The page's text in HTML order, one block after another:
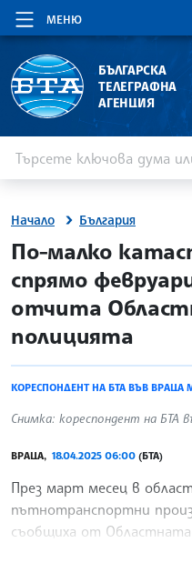
МЕНЮ
БЪЛГАРСКА
ТЕЛЕГРАФНА
АГЕНЦИЯ
Начало България
site.bta
По-малко
спрямо
отчита
полицията
КОРЕСПОНДЕНТ НА БТА ВЪВ ВРАЦА
Снимка: кореспондент на БТА
ВРАЦА, 18.04.2025 06:00 (БТА)
През март месец в
пътнотранспортни
съобщиха от